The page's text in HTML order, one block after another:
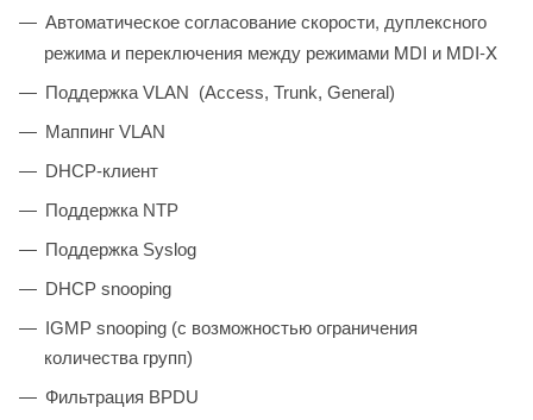
Автоматическое согласование скорости, дуплексного
режима и переключения между режимами MDI и MDI-X
Поддержка VLAN (Access, Trunk, General)
Маппинг VLAN
DHCP-клиент
Поддержка NTP
Поддержка Syslog
DHCP snooping
IGMP snooping (с возможностью ограничения
количества групп)
Фильтрация BPDU